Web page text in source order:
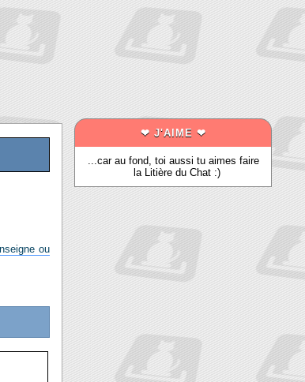
ou
❤ J'AIME ❤
...car au fond, toi aussi tu aimes faire
la Litière du Chat :)